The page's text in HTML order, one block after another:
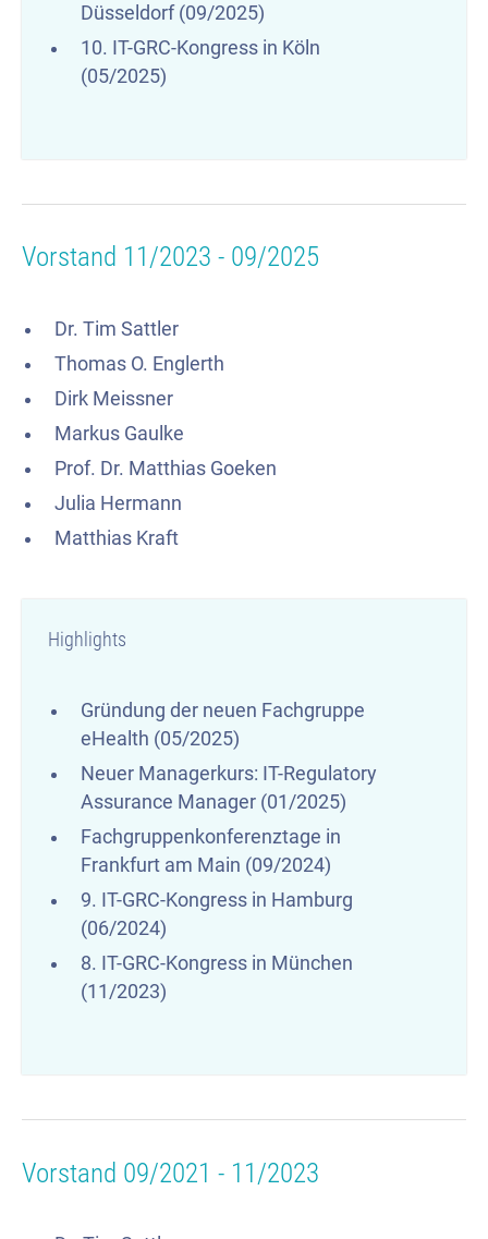
Düsseldorf (09/2025)
10. IT-GRC-Kongress in Köln
(05/2025)
Vorstand 11/2023 - 09/2025
Dr. Tim Sattler
Thomas O. Englerth
Dirk Meissner
Markus Gaulke
Prof. Dr. Matthias Goeken
Julia Hermann
Matthias Kraft
Highlights
Gründung der neuen Fachgruppe
eHealth (05/2025)
Neuer Managerkurs: IT-Regulatory
Assurance Manager (01/2025)
Fachgruppenkonferenztage in
Frankfurt am Main (09/2024)
9. IT-GRC-Kongress in Hamburg
(06/2024)
8. IT-GRC-Kongress in München
(11/2023)
Vorstand 09/2021 - 11/2023